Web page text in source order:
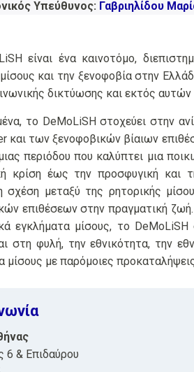
Υπεύθυνος: Γαβριηλίδου
είναι ένα καινοτόμο,
και την ξενοφοβία στην
δικτύωσης και εκτός
το DeMoLiSH στοχεύει στην
και των ξενοφοβικών βίαιων
περιόδου που καλύπτει μια
κρίση έως την προσφυγική και
σχέση μεταξύ της ρητορικής
επιθέσεων στην πραγματική
εγκλήματα μίσους, το
στη φυλή, την εθνικότητα, την
μίσους με παρόμοιες
6 & Επιδαύρου